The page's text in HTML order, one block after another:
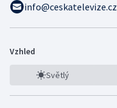
info@ceskatelevize.cz
Vzhled
Světlý